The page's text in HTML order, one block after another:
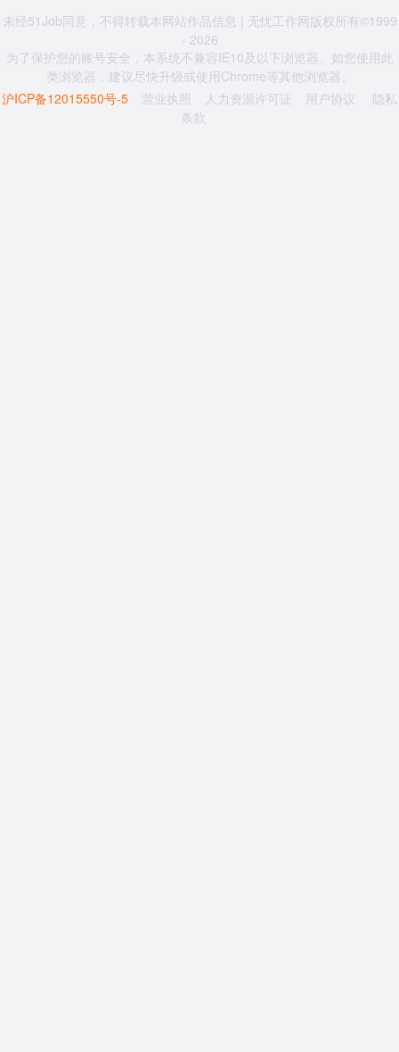
未经51Job同意，不得转载本网站作品信息 | 无忧工作网版权所有©1999
- 2026
为了保护您的账号安全，本系统不兼容IE10及以下浏览器。如您使用此
类浏览器，建议尽快升级或使用Chrome等其他浏览器。
沪ICP备12015550号-5
营业执照 人力资源许可证 用户协议
隐私
条款